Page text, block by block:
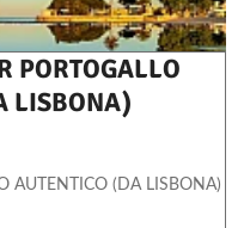
PORTOGALLO
LISBONA)
AUTENTICO (DA LISBONA)